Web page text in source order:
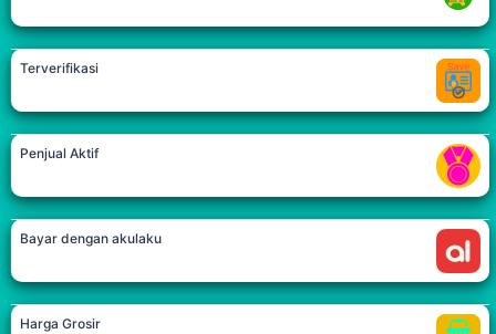
Terverifikasi
Penjual Aktif
Bayar dengan akulaku
Harga Grosir